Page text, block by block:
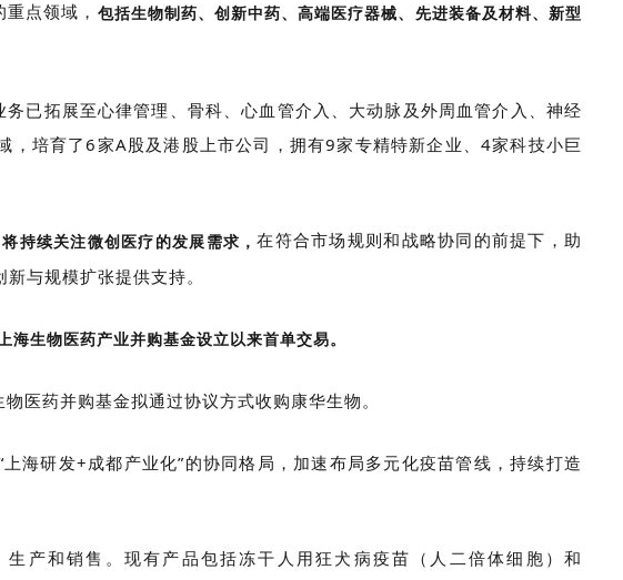
点领域， 包括生物制药、创新中药、高端医疗器械、先进装备及材料、新型
已拓展至心律管理、骨科、心血管介入、大动脉及外周血管介入、神经
，培育了6家A股及港股上市公司，拥有9家专精特新企业、4家科技小巨
持续关注微创医疗的发展需求，在符合市场规则和战略协同的前提下，助
与规模扩张提供支持。
海生物医药产业并购基金设立以来首单交易。
医药并购基金拟通过协议方式收购康华生物。
海研发+成都产业化”的协同格局，加速布局多元化疫苗管线，持续打造
产和销售。现有产品包括冻干人用狂犬病疫苗（人二倍体细胞）和